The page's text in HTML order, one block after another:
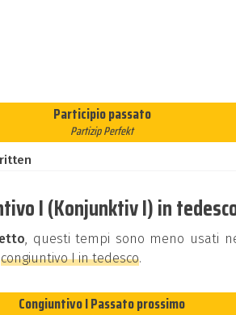
Participio passato
Partizip Perfekt
ritten
I (Konjunktiv I) in
, questi tempi sono meno usati
congiuntivo I in tedesco.
Congiuntivo I Passato prossimo